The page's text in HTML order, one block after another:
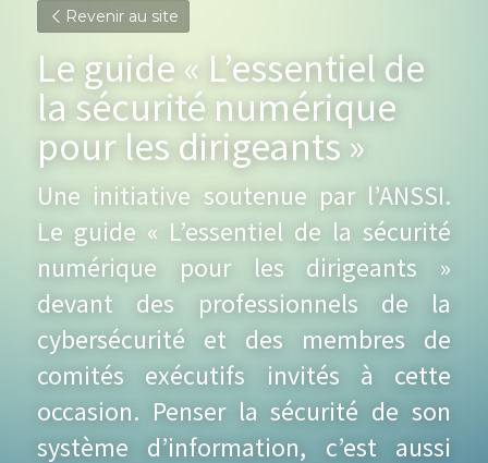
Revenir au site
Le guide « L’essentiel de
la sécurité numérique
pour les dirigeants »
Une initiative soutenue par l’ANSSI.
Le guide « L’essentiel de la sécurité
numérique pour les dirigeants »
devant des professionnels de la
cybersécurité et des membres de
comités exécutifs invités à cette
occasion. Penser la sécurité de son
système d’information, c’est aussi